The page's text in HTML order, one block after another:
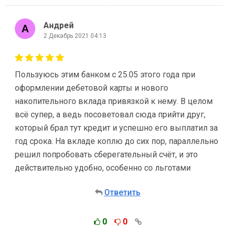
Андрей
2 Декабрь 2021 04:13
Пользуюсь этим банком с 25.05 этого года при
оформлении дебетовой карты и нового
накопительного вклада привязкой к нему. В целом
всё супер, а ведь посоветовал сюда прийти друг,
который брал тут кредит и успешно его выплатил за
год срока. На вкладе коплю до сих пор, параллельно
решил попробовать сберегательный счёт, и это
действительно удобно, особенно со льготами
Ответить
0 0